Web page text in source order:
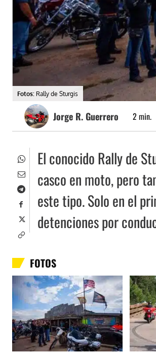
Fotos: Rally de Sturgis
Jorge R. Guerrero 2 min.
El conocido Rally de
casco en moto, pero
este tipo. Solo en el
detenciones por
FOTOS